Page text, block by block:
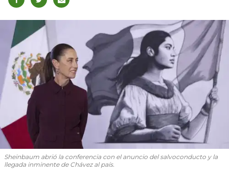
Sheinbaum abrió la conferencia con el anuncio del salvoconducto y la
llegada inminente de Chávez al país.